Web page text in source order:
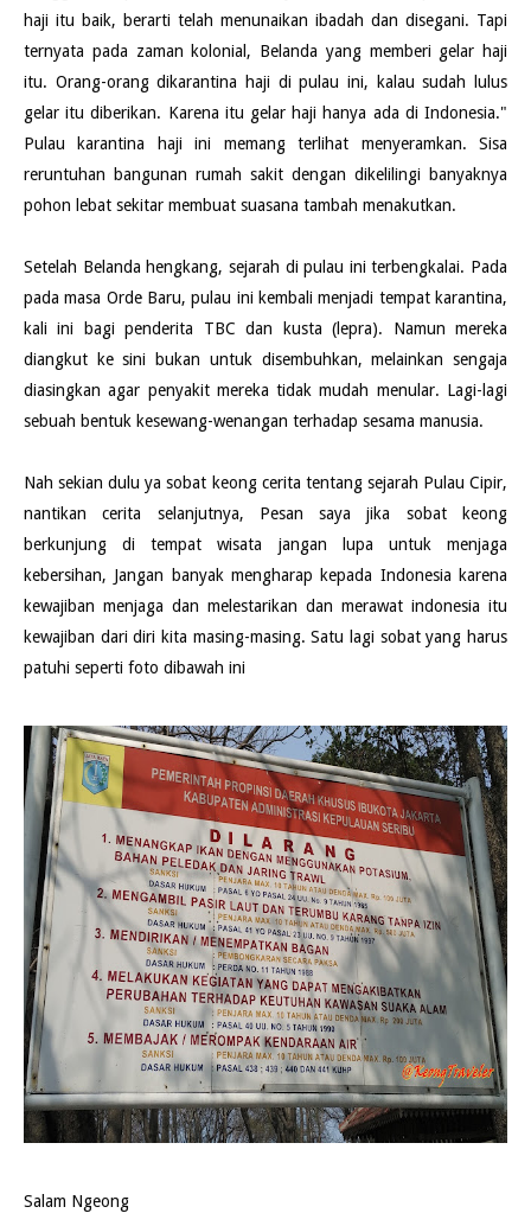
haji itu baik, berarti telah menunaikan ibadah dan disegani. Tapi
ternyata pada zaman kolonial, Belanda yang memberi gelar haji
itu. Orang-orang dikarantina haji di pulau ini, kalau sudah lulus
gelar itu diberikan. Karena itu gelar haji hanya ada di Indonesia."
Pulau karantina haji ini memang terlihat menyeramkan. Sisa
reruntuhan bangunan rumah sakit dengan dikelilingi banyaknya
pohon lebat sekitar membuat suasana tambah menakutkan.
Setelah Belanda hengkang, sejarah di pulau ini terbengkalai. Pada
pada masa Orde Baru, pulau ini kembali menjadi tempat karantina,
kali ini bagi penderita TBC dan kusta (lepra). Namun mereka
diangkut ke sini bukan untuk disembuhkan, melainkan sengaja
diasingkan agar penyakit mereka tidak mudah menular. Lagi-lagi
sebuah bentuk kesewang-wenangan terhadap sesama manusia.
Nah sekian dulu ya sobat keong cerita tentang sejarah Pulau Cipir,
nantikan cerita selanjutnya, Pesan saya jika sobat keong
berkunjung di tempat wisata jangan lupa untuk menjaga
kebersihan, Jangan banyak mengharap kepada Indonesia karena
kewajiban menjaga dan melestarikan dan merawat indonesia itu
kewajiban dari diri kita masing-masing. Satu lagi sobat yang harus
patuhi seperti foto dibawah ini
Salam Ngeong